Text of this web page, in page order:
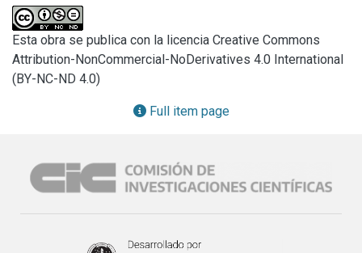
es compleja; en muchas ciudades los cambios en los
patrones socioeconómicos a través del tiempo, así como
una
deficiente y discontínua gestión, han provocado situaciones
de degradación física, abandono e inseguridad que,
de no considerarse adecuadamente, atentan contra el éxito
En este marco, el objetivo del presente trabajo es estudiar
las causas económicas y sociales que subyacen en el
proponiendo algunos enfoques que permitan incluir estas
Esta obra se publica con la licencia Creative Commons
Attribution-NonCommercial-NoDerivatives 4.0 International
(BY-NC-ND 4.0)
Full item page